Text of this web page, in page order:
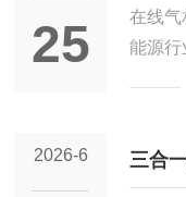
至
面发生
气。...
25 工业
在线气
能源行
工艺
高压气
2026-6 三合